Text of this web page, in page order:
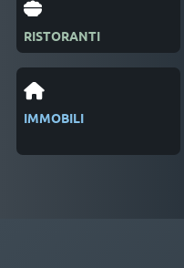
RISTORANTI
IMMOBILI